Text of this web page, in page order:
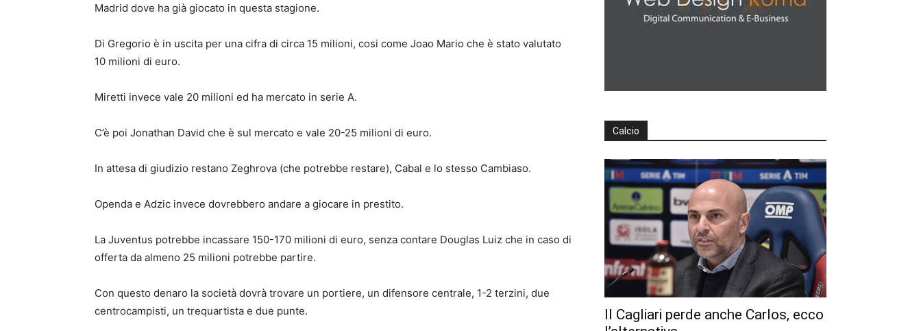
Madrid dove ha già giocato in questa stagione.
Di Gregorio è in uscita per una cifra di circa 15 milioni, cosi come Joao Mario che è stato valutato
10 milioni di euro.
Miretti invece vale 20 milioni ed ha mercato in serie A.
C’è poi Jonathan David che è sul mercato e vale 20-25 milioni di euro.
In attesa di giudizio restano Zeghrova (che potrebbe restare), Cabal e lo stesso Cambiaso.
Openda e Adzic invece dovrebbero andare a giocare in prestito.
La Juventus potrebbe incassare 150-170 milioni di euro, senza contare Douglas Luiz che in caso di
offerta da almeno 25 milioni potrebbe partire.
Con questo denaro la società dovrà trovare un portiere, un difensore centrale, 1-2 terzini, due
centrocampisti, un trequartista e due punte.
Calcio
Il Cagliari perde anche Carlos, ecco